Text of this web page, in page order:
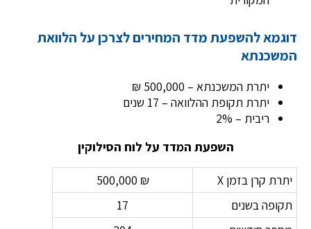
דוגמא להשפעת מדד המחירים לצרכן על הלוואת
המשכנתא
יתרת המשכנתא – 500,000 ₪
יתרת תקופת ההלוואה – 17 שנים
ריבית – 2%
השפעת המדד על לוח הסילוקין
יתרת קרן בזמן X
₪ 500,000
תקופה בשנים
17